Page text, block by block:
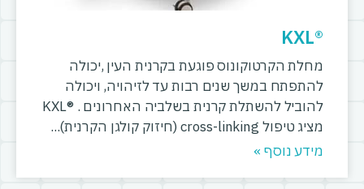
®KXL
מחלת הקרטוקונוס פוגעת בקרנית העין ,יכולה
להתפתח במשך שנים רבות עד לזיהויה, ויכולה
להוביל להשתלת קרנית בשלביה האחרונים . ®KXL
מציג טיפול cross-linking (חיזוק קולגן הקרנית)
מידע נוסף »